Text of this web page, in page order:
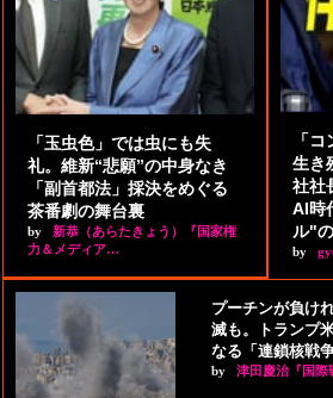
「玉虫色」では虫にも失
礼。維新“悲願”の中身なき
「副首都法」採決をめぐる
茶番劇の舞台裏
by
新恭（あらたきょう）『国家権
力＆メディア…
「
生き
社社
AI時
ル"
by
プーチンが負け
滅も。トランプ
なる「連鎖核戦
by 津田慶治『国際